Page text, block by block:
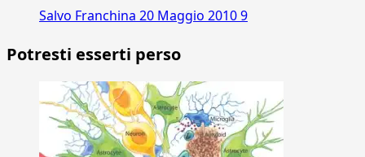
Salvo Franchina 20 Maggio 20109
Potresti esserti perso